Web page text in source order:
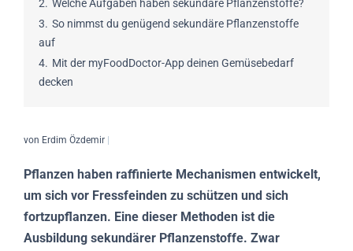
2. Welche Aufgaben haben sekundäre Pflanzenstoffe?
3. So nimmst du genügend sekundäre Pflanzenstoffe
auf
4. Mit der myFoodDoctor-App deinen Gemüsebedarf
decken
von Erdim Özdemir|
Pflanzen haben raffinierte Mechanismen entwickelt,
um sich vor Fressfeinden zu schützen und sich
fortzupflanzen. Eine dieser Methoden ist die
Ausbildung sekundärer Pflanzenstoffe. Zwar